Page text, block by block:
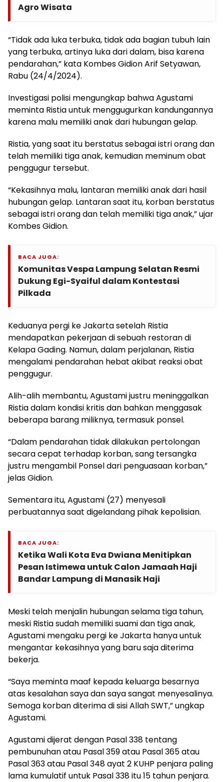
Agro Wisata
“Tidak ada luka terbuka, tidak ada bagian tubuh lain
yang terbuka, artinya luka dari dalam, bisa karena
pendarahan,” kata Kombes Gidion Arif Setyawan,
Rabu (24/4/2024).
Investigasi polisi mengungkap bahwa Agustami
meminta Ristia untuk menggugurkan kandungannya
karena malu memiliki anak dari hubungan gelap.
Ristia, yang saat itu berstatus sebagai istri orang dan
telah memiliki tiga anak, kemudian meminum obat
penggugur tersebut.
“Kekasihnya malu, lantaran memiliki anak dari hasil
hubungan gelap. Lantaran saat itu, korban berstatus
sebagai istri orang dan telah memiliki tiga anak,” ujar
Kombes Gidion.
BACA JUGA:
Komunitas Vespa Lampung Selatan Resmi
Dukung Egi-Syaiful dalam Kontestasi
Pilkada
Keduanya pergi ke Jakarta setelah Ristia
mendapatkan pekerjaan di sebuah restoran di
Kelapa Gading. Namun, dalam perjalanan, Ristia
mengalami pendarahan hebat akibat reaksi obat
penggugur.
Alih-alih membantu, Agustami justru meninggalkan
Ristia dalam kondisi kritis dan bahkan menggasak
beberapa barang miliknya, termasuk ponsel.
“Dalam pendarahan tidak dilakukan pertolongan
secara cepat terhadap korban, sang tersangka
justru mengambil Ponsel dari penguasaan korban,”
jelas Gidion.
Sementara itu, Agustami (27) menyesali
perbuatannya saat digelandang pihak kepolisian.
BACA JUGA:
Ketika Wali Kota Eva Dwiana Menitipkan
Pesan Istimewa untuk Calon Jamaah Haji
Bandar Lampung di Manasik Haji
Meski telah menjalin hubungan selama tiga tahun,
meski Ristia sudah memiliki suami dan tiga anak,
Agustami mengaku pergi ke Jakarta hanya untuk
mengantar kekasihnya yang baru saja diterima
bekerja.
“Saya meminta maaf kepada keluarga besarnya
atas kesalahan saya dan saya sangat menyesalinya.
Semoga korban diterima di sisi Allah SWT,” ungkap
Agustami.
Agustami dijerat dengan Pasal 338 tentang
pembunuhan atau Pasal 359 atau Pasal 365 atau
Pasal 363 atau Pasal 348 ayat 2 KUHP penjara paling
lama kumulatif untuk Pasal 338 itu 15 tahun penjara.